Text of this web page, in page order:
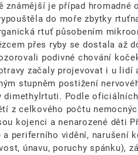
známější je případ
do moře zbytky
rtuť působením
přes ryby se dostala až
podivné chování
začaly projevovat i u
stupněm postižení
dimethylrtuti. Podle
z celkového počtu
kojenci a nenarozené děti
a periferního vidění, narušení
únavu, poruchy spánku),